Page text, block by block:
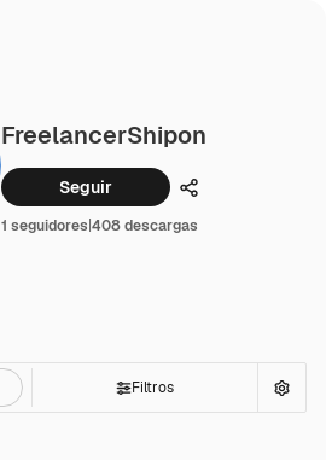
FreelancerShipon
Seguir Compartir
1 seguidores|408 descargas
Filtros